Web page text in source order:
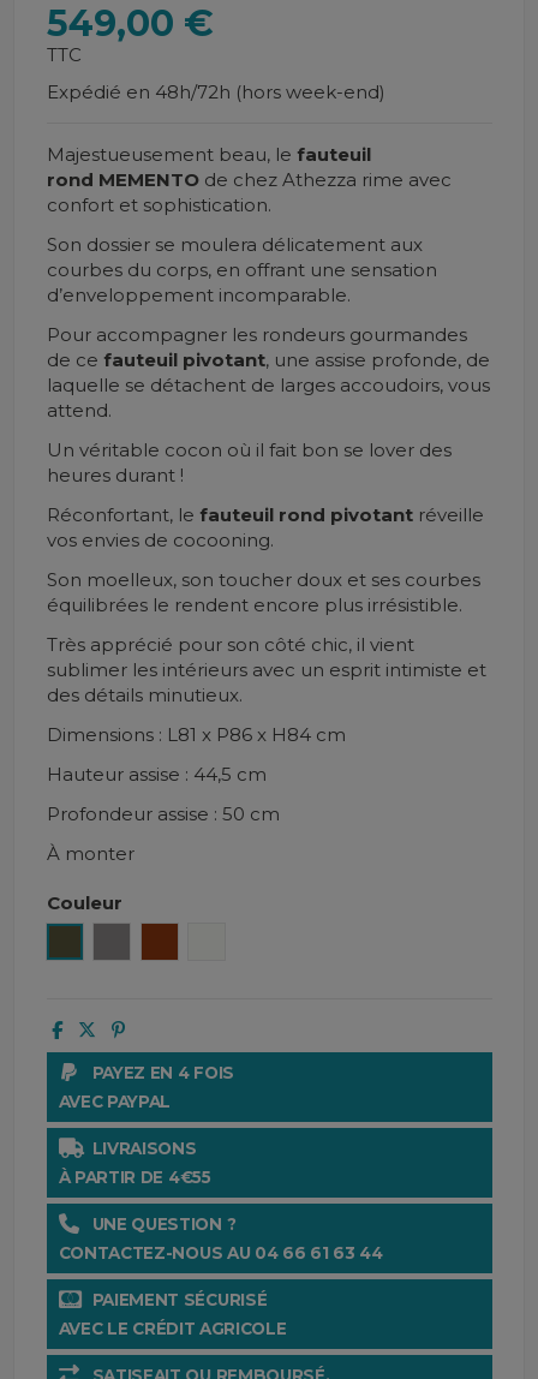
549,00 €
TTC
Expédié en 48h/72h (hors week-end)
Majestueusement beau, le fauteuil
rond MEMENTO de chez Athezza rime avec
confort et sophistication.
Son dossier se moulera délicatement aux
courbes du corps, en offrant une sensation
d’enveloppement incomparable.
Pour accompagner les rondeurs gourmandes
de ce fauteuil pivotant, une assise profonde, de
laquelle se détachent de larges accoudoirs, vous
attend.
Un véritable cocon où il fait bon se lover des
heures durant !
Réconfortant, le fauteuil rond pivotantréveille
vos envies de cocooning.
Son moelleux, son toucher doux et ses courbes
équilibrées le rendent encore plus irrésistible.
Très apprécié pour son côté chic, il vient
sublimer les intérieurs avec un esprit intimiste et
des détails minutieux.
Dimensions : L81 x P86 x H84 cm
Hauteur assise : 44,5 cm
Profondeur assise : 50 cm
À monter
Couleur
PAYEZ EN 4 FOIS
AVEC PAYPAL
LIVRAISONS
À PARTIR DE 4€55
UNE QUESTION ?
CONTACTEZ-NOUS AU 04 66 61 63 44
PAIEMENT SÉCURISÉ
AVEC LE CRÉDIT AGRICOLE